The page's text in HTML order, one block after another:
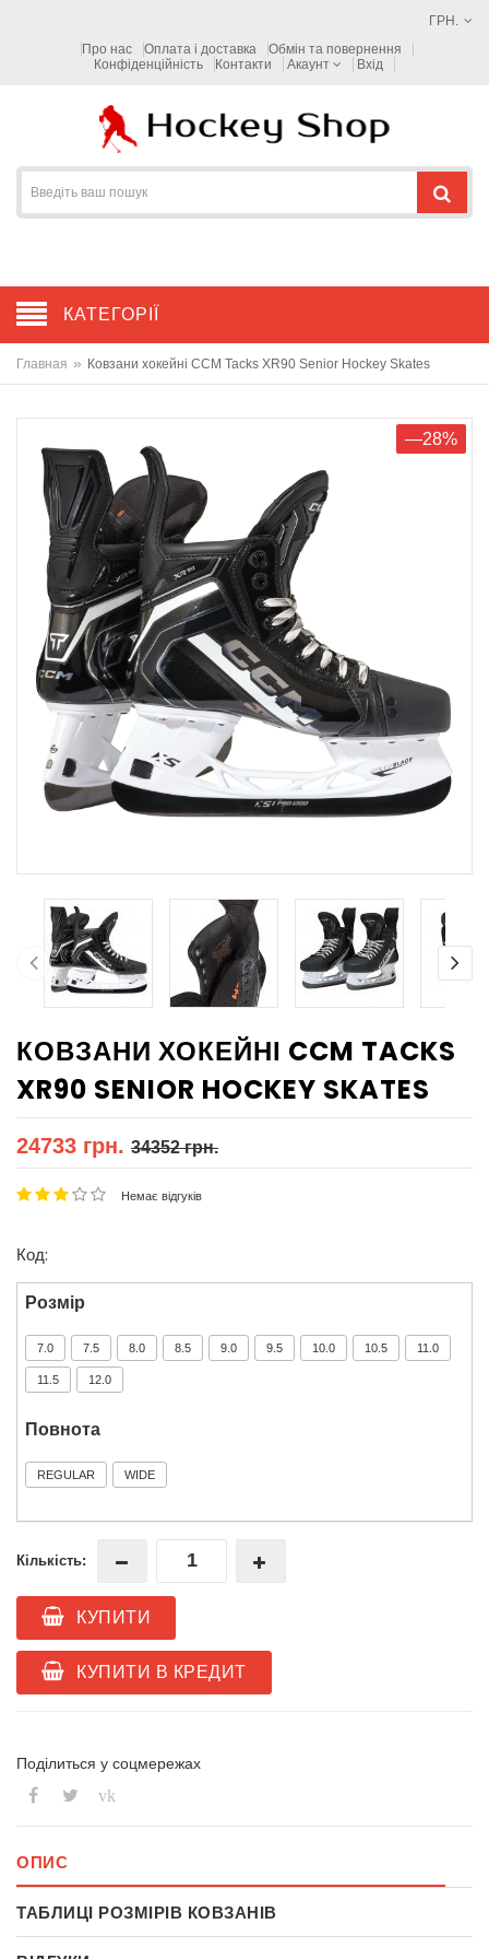
ГРН.
Про нас
Оплата і доставка
Обмін та повернення
Конфіденційність
Контакти Акаунт Вхід
КАТЕГОРІЇ
Главная » Ковзани хокейні CCM Tacks XR90 Senior Hockey Skates
—28%
КОВЗАНИ ХОКЕЙНІ CCM TACKS
XR90 SENIOR HOCKEY SKATES
24733 грн. 34352 грн.
Немає відгуків
Код:
Розмір
7.0 7.5 8.0 8.5 9.0 9.5 10.0 10.5 11.0
11.5 12.0
Повнота
REGULAR WIDE
Кількість:
КУПИТИ
КУПИТИ В КРЕДИТ
Поділиться у соцмережах
vk
ОПИС
ТАБЛИЦІ РОЗМІРІВ КОВЗАНІВ